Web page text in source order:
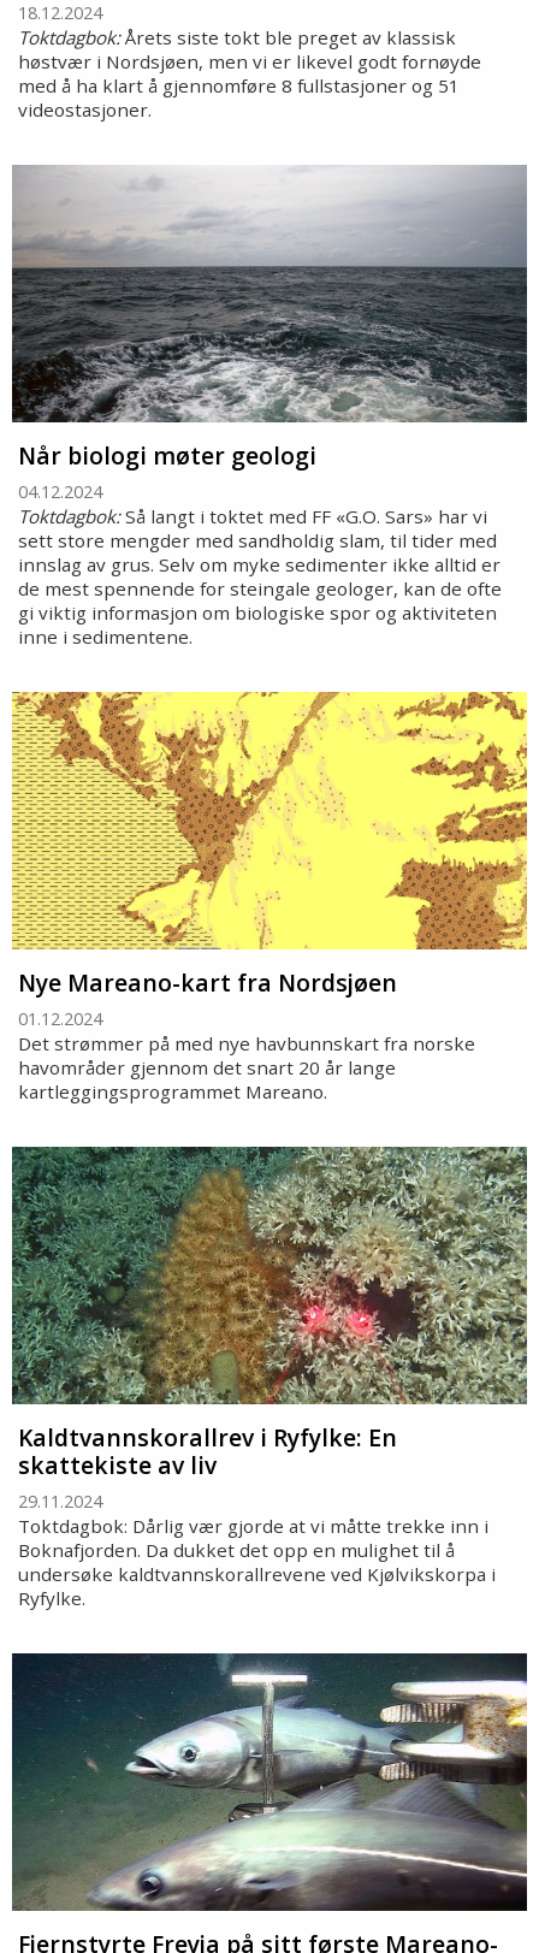
18.12.2024
Toktdagbok:Årets siste tokt ble preget av klassisk
høstvær i Nordsjøen, men vi er likevel godt fornøyde
med å ha klart å gjennomføre 8 fullstasjoner og 51
videostasjoner.
Når biologi møter geologi
04.12.2024
Toktdagbok:Så langt i toktet med FF «G.O. Sars» har vi
sett store mengder med sandholdig slam, til tider med
innslag av grus. Selv om myke sedimenter ikke alltid er
de mest spennende for steingale geologer, kan de ofte
gi viktig informasjon om biologiske spor og aktiviteten
inne i sedimentene.
Nye Mareano-kart fra Nordsjøen
01.12.2024
Det strømmer på med nye havbunnskart fra norske
havområder gjennom det snart 20 år lange
kartleggingsprogrammet Mareano.
Kaldtvannskorallrev i Ryfylke: En
skattekiste av liv
29.11.2024
Toktdagbok: Dårlig vær gjorde at vi måtte trekke inn i
Boknafjorden. Da dukket det opp en mulighet til å
undersøke kaldtvannskorallrevene ved Kjølvikskorpa i
Ryfylke.
Fjernstyrte Freyja på sitt første Mareano-